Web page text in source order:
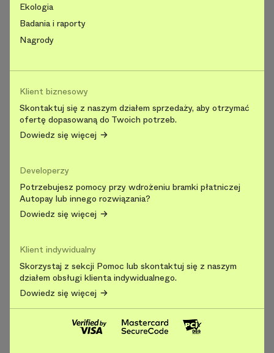
Ekologia
Badania i raporty
Nagrody
Klient biznesowy
Skontaktuj się z naszym działem sprzedaży, aby otrzymać
ofertę dopasowaną do Twoich potrzeb.
Dowiedz się więcej
Developerzy
Potrzebujesz pomocy przy wdrożeniu bramki płatniczej
Autopay lub innego rozwiązania?
Dowiedz się więcej
Klient indywidualny
Skorzystaj z sekcji Pomoc lub skontaktuj się z naszym
działem obsługi klienta indywidualnego.
Dowiedz się więcej